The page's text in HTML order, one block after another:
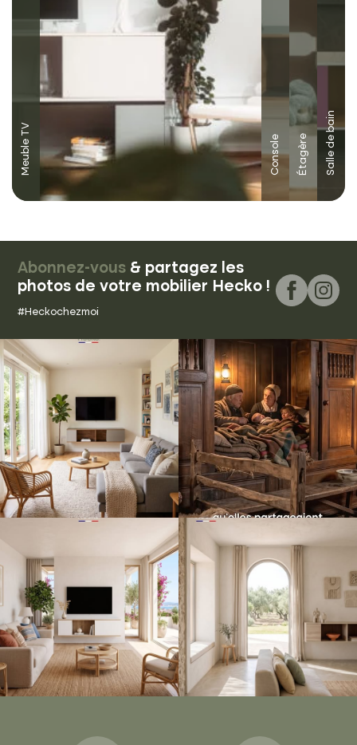
Meuble TV Console Étagère Salle de bain
Abonnez-vous & partagez les
photos de votre mobilier Hecko !
#Heckochezmoi